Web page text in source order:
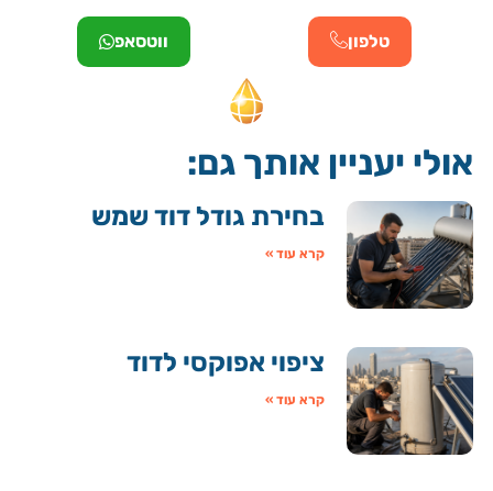
טלפון ווטסאפ
אולי יעניין אותך גם:
בחירת גודל דוד שמש
קרא עוד »
ציפוי אפוקסי לדוד
קרא עוד »